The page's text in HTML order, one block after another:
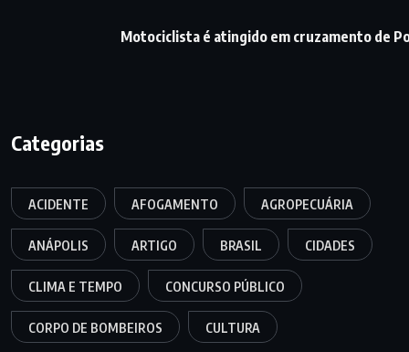
Motociclista é atingido em cruzamento de
Categorias
ACIDENTE AFOGAMENTO AGROPECUÁRIA
ANÁPOLIS ARTIGO BRASIL CIDADES
CLIMA E TEMPO CONCURSO PÚBLICO
CORPO DE BOMBEIROS CULTURA